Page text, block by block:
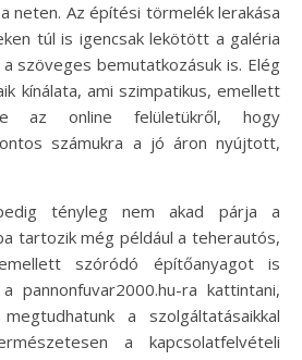
neten. Az építési törmelék lerakása
túl is igencsak lekötött a galéria
szöveges bemutatkozásuk is. Elég
kínálata, ami szimpatikus, emellett
online felületükről, hogy
számukra a jó áron nyújtott,
tényleg nem akad párja a
tartozik még például a teherautós,
szóródó építőanyagot is
pannonfuvar2000.hu-ra kattintani,
a szolgáltatásaikkal
a kapcsolatfelvételi